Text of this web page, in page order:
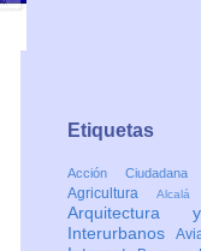
Etiquetas
Acción Ciudadana
Agricultura
Interurbanos